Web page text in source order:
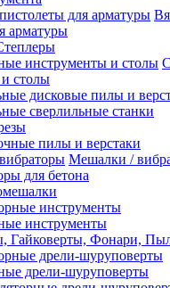
арматуры
столы
дисковые пилы и
сверлильные станки
пилы и верстаки
Мешалки /
для бетона
инструменты
Гайковерты, Фонари,
дрели-шуруповерты